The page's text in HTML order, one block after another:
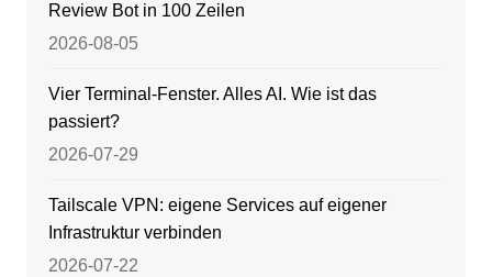
Review Bot in 100 Zeilen
2026-08-05
Vier Terminal-Fenster. Alles AI. Wie ist das
passiert?
2026-07-29
Tailscale VPN: eigene Services auf eigener
Infrastruktur verbinden
2026-07-22